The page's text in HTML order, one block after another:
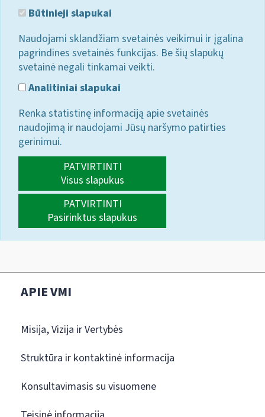
Būtinieji slapukai
Naudojami sklandžiam svetainės veikimui ir įgalina
pagrindines svetainės funkcijas. Be šių slapukų
svetainė negali tinkamai veikti.
Analitiniai slapukai
Renka statistinę informaciją apie svetainės
naudojimą ir naudojami Jūsų naršymo patirties
gerinimui.
PATVIRTINTI
Visus slapukus
PATVIRTINTI
Pasirinktus slapukus
APIE VMI
Misija, Vizija ir Vertybės
Struktūra ir kontaktinė informacija
Konsultavimasis su visuomene